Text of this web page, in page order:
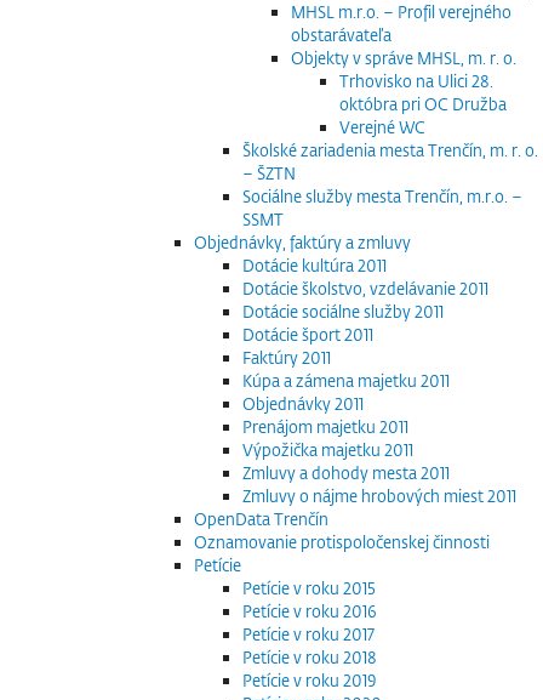
MHSL m.r.o. – Profil verejného
obstarávateľa
Objekty v správe MHSL, m. r. o.
Trhovisko na Ulici 28.
októbra pri OC Družba
Verejné WC
Školské zariadenia mesta Trenčín, m. r. o.
– ŠZTN
Sociálne služby mesta Trenčín, m.r.o. –
SSMT
Objednávky, faktúry a zmluvy
Dotácie kultúra 2011
Dotácie školstvo, vzdelávanie 2011
Dotácie sociálne služby 2011
Dotácie šport 2011
Faktúry 2011
Kúpa a zámena majetku 2011
Objednávky 2011
Prenájom majetku 2011
Výpožička majetku 2011
Zmluvy a dohody mesta 2011
Zmluvy o nájme hrobových miest 2011
OpenData Trenčín
Oznamovanie protispoločenskej činnosti
Petície
Petície v roku 2015
Petície v roku 2016
Petície v roku 2017
Petície v roku 2018
Petície v roku 2019